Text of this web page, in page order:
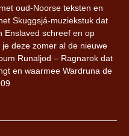
oud-Noorse teksten en
Skuggsjá-muziekstuk dat
Enslaved schreef en op
deze zomer al de nieuwe
Runaljod – Ragnarok dat
en waarmee Wardruna de